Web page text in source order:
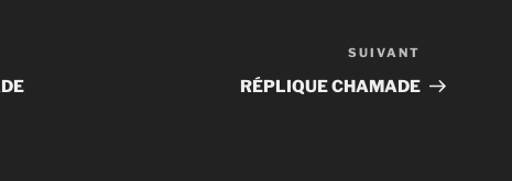
suivant
SUIVANT
RÉPLIQUE CHAMADE